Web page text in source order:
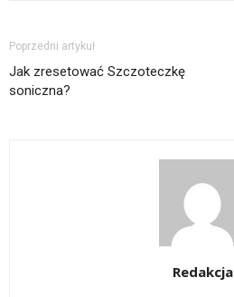
Poprzedni artykuł
Jak zresetować Szczoteczkę
soniczna?
Redakcja